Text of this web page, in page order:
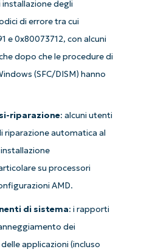
degli
di errore tra cui
e 0x80073712, con alcuni
dopo che le procedure di
(SFC/DISM) hanno
riparazione: alcuni utenti
riparazione automatica al
su processori
AMD.
di sistema: i rapporti
dei
applicazioni (incluso
KB guidate
carta di credito e si ha
tutte le funzionalità.